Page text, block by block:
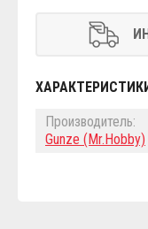
Производитель:
Gunze (Mr.Hobby)